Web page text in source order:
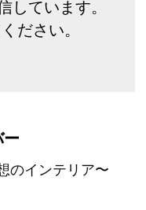
しています。
ださい。
ー
のインテリア〜